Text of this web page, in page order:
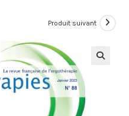
Produit suivant